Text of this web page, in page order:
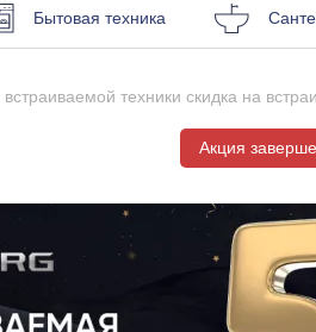
Бытовая техника
стулья
мебель
Кресла для офиса
встраиваемой техники скидка на
Акция